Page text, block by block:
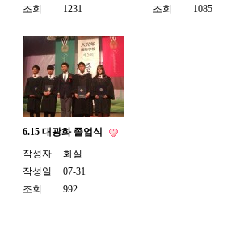
조회
1231
조회
1085
6.15 대광화 졸업식
작성자
화실
작성일
07-31
조회
992